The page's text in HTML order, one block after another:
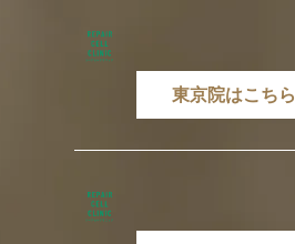
東京院はこちら